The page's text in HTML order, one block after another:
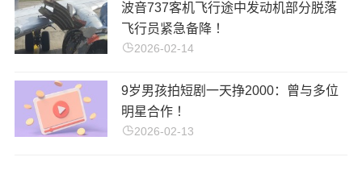
波音737客机飞行途中发动机部分脱落
飞行员紧急备降 ！
2026-02-14
9岁男孩拍短剧一天挣2000：曾与多位
明星合作 ！
2026-02-13